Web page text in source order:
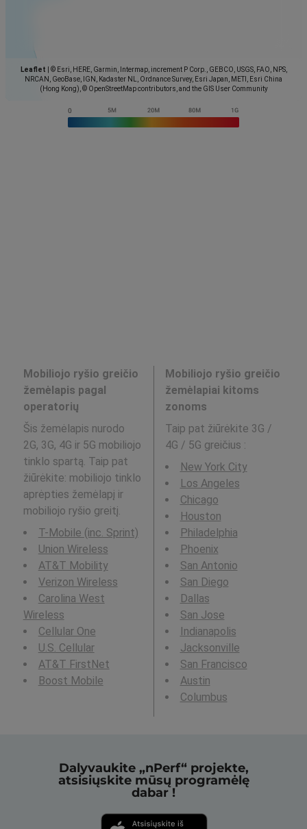
Leaflet
© Esri, HERE, Garmin, Intermap, increment P Corp., GEBCO, USGS, FAO, NPS,
NRCAN, GeoBase, IGN, Kadaster NL, Ordnance Survey, Esri Japan, METI, Esri China
(Hong Kong), © OpenStreetMap contributors, and the GIS User Community
Mobiliojo ryšio greičio
žemėlapis pagal
operatorių
Šis žemėlapis nurodo
2G, 3G, 4G ir 5G mobiliojo
tinklo spartą. Taip pat
žiūrėkite: mobiliojo tinklo
aprėpties žemėlapį ir
mobiliojo ryšio greitį.
T-Mobile (inc. Sprint)
Union Wireless
AT&T Mobility
Verizon Wireless
Carolina West
Wireless
Cellular One
U.S. Cellular
AT&T FirstNet
Boost Mobile
Mobiliojo ryšio greičio
žemėlapiai kitoms
zonoms
Taip pat žiūrėkite 3G /
4G / 5G greičius :
New York City
Los Angeles
Chicago
Houston
Philadelphia
Phoenix
San Antonio
San Diego
Dallas
San Jose
Indianapolis
Jacksonville
San Francisco
Austin
Columbus
Dalyvaukite „nPerf“ projekte,
atsisiųskite mūsų programėlę
dabar !